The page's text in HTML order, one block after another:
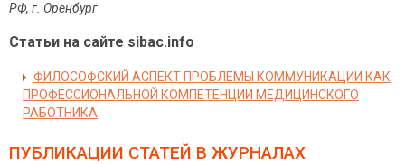
РФ, г. Оренбург
Статьи на сайте sibac.info
ФИЛОСОФСКИЙ АСПЕКТ ПРОБЛЕМЫ КОММУНИКАЦИИ КАК
ПРОФЕССИОНАЛЬНОЙ КОМПЕТЕНЦИИ МЕДИЦИНСКОГО
РАБОТНИКА
ПУБЛИКАЦИИ СТАТЕЙ В ЖУРНАЛАХ